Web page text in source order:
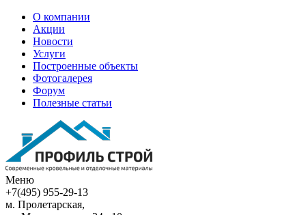
О компании
Акции
Новости
Услуги
Построенные объекты
Фотогалерея
Форум
Полезные статьи
Меню
+7(495) 955-29-13
м. Пролетарская,